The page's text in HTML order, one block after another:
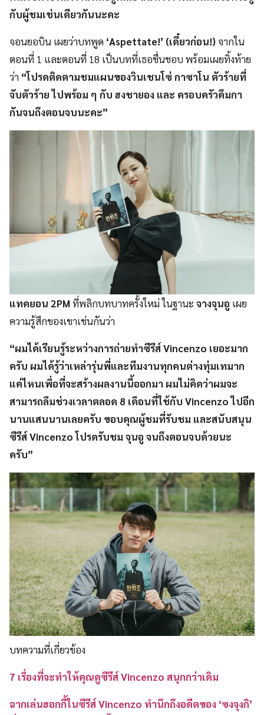
กับผู้ชมเช่นเดียวกันนะคะ
จอนยอบิน เผยว่าบทพูด ‘Aspettate!’ (เดี๋ยวก่อน!) จากใน
ตอนที่ 1 และตอนที่ 18 เป็นบทที่เธอชื่นชอบ พร้อมเผยทิ้งท้าย
ว่า “โปรดติดตามชมแผนของวินเชนโซ่ กาซาโน ตัวร้ายที่
จับตัวร้าย ไปพร้อม ๆ กับ ฮงชายอง และ ครอบครัวคึมกา
กันจนถึงตอนจบนะคะ”
แทคยอน 2PMที่พลิกบทบาทครั้งใหม่ ในฐานะ จางจุนอู เผย
ความรู้สึกของเขาเช่นกันว่า
“ผมได้เรียนรู้ระหว่างการถ่ายทำซีรีส์ Vincenzo เยอะมาก
ครับ ผมได้รู้ว่าเหล่ารุ่นพี่และทีมงานทุกคนต่างทุ่มเทมาก
แค่ไหนเพื่อที่จะสร้างผลงานนี้ออกมา ผมไม่คิดว่าผมจะ
สามารถลืมช่วงเวลาตลอด 8 เดือนที่ใช้กับ Vincenzo ไปอีก
นานแสนนานเลยครับ ขอบคุณผู้ชมที่รับชม และสนับสนุน
ซีรีส์ Vincenzo โปรดรับชม จุนอู จนถึงตอนจบด้วยนะ
ครับ”
บทความที่เกี่ยวข้อง
7 เรื่องที่จะทำให้คุณดูซีรีส์ Vincenzo สนุกกว่าเดิม
ฉากเล่นฮอกกี้ในซีรีส์ Vincenzo ทำนึกถึงอดีตของ ‘ซงจุงกิ’